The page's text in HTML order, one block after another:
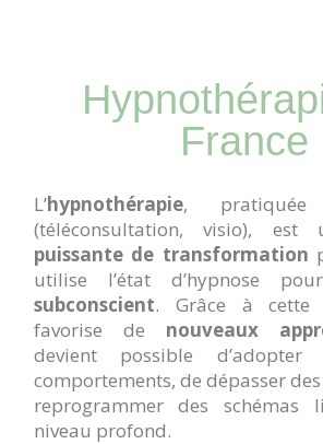
France
L’hypnothérapie,
(téléconsultation, visio), est
puissante de transformation
utilise l’état d’hypnose
subconscient. Grâce à cette
favorise de nouveaux
devient possible d’adopter
comportements, de dépasser
reprogrammer des schémas
niveau profond.